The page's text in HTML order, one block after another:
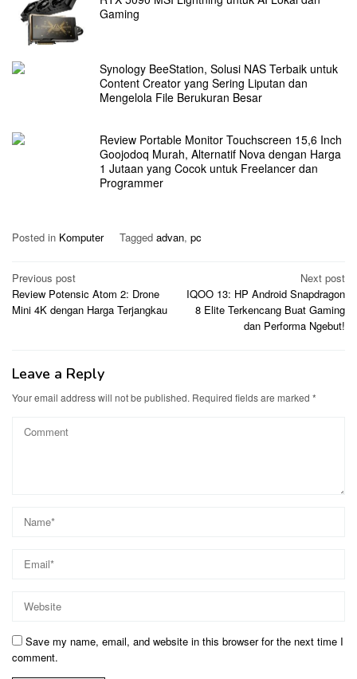
Gaming
Synology BeeStation, Solusi NAS Terbaik untuk
Content Creator yang Sering Liputan dan
Mengelola File Berukuran Besar
Review Portable Monitor Touchscreen 15,6 Inch
Goojodoq Murah, Alternatif Nova dengan Harga
1 Jutaan yang Cocok untuk Freelancer dan
Programmer
Posted in Komputer Tagged advan, pc
Post
navigation
Previous post
Review Potensic Atom 2: Drone
Mini 4K dengan Harga Terjangkau
Next post
IQOO 13: HP Android Snapdragon
8 Elite Terkencang Buat Gaming
dan Performa Ngebut!
Leave a Reply
Your email address will not be published. Required fields are marked *
Save my name, email, and website in this browser for the next time I
comment.